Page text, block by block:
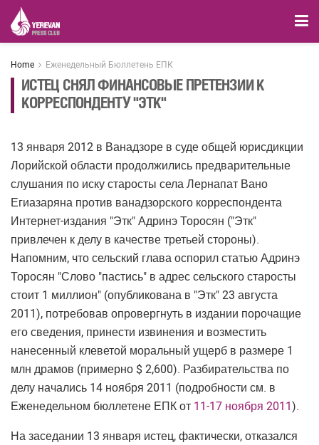
Home Еженедельный Бюллетень ЕПК
ИСТЕЦ СНЯЛ ФИНАНСОВЫЕ ПРЕТЕНЗИИ К
КОРРЕСПОНДЕНТУ "ЭТК"
13 января 2012 в Ванадзоре в суде общей юрисдикции
Лорийской области продолжились предварительные
слушания по иску старосты села Лернапат Вано
Егиазаряна против ванадзорского корреспондента
Интернет-издания "Этк" Адринэ Торосян ("Этк"
привлечен к делу в качестве третьей стороны).
Напомним, что сельский глава оспорил статью Адринэ
Торосян "Слово "пастись" в адрес сельского старосты
стоит 1 миллион" (опубликована в "Этк" 23 августа
2011), потребовав опровергнуть в издании порочащие
его сведения, принести извинения и возместить
нанесенный клеветой моральный ущерб в размере 1
млн драмов (примерно $ 2,600). Разбирательства по
делу начались 14 ноября 2011 (подробности см. в
Еженедельном бюллетене ЕПК от 11-17 ноября 2011).
На заседании 13 января истец, фактически, отказался